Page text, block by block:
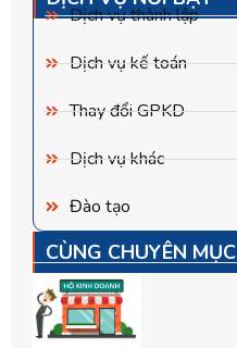
Dịch vụ thành lập
Dịch vụ kế toán
Thay đổi GPKD
Dịch vụ khác
Đào tạo
CÙNG CHUYÊN MỤC